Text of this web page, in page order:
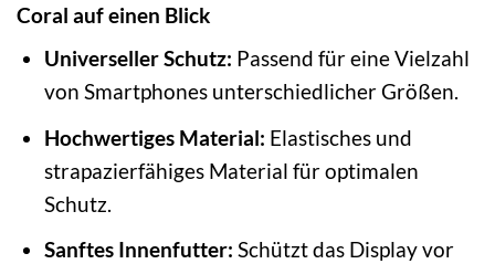
Coral auf einen Blick
Universeller Schutz: Passend für eine Vielzahl
von Smartphones unterschiedlicher Größen.
Hochwertiges Material: Elastisches und
strapazierfähiges Material für optimalen
Schutz.
Sanftes Innenfutter: Schützt das Display vor